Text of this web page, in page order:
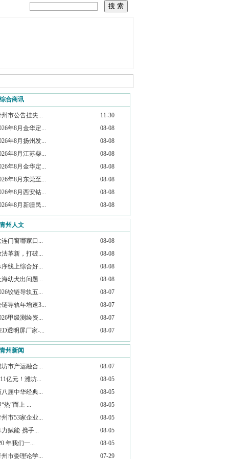
综合商讯
州市公告挂失...
11-30
年8月金华定...
08-08
年8月扬州发...
08-08
年8月江苏柴...
08-08
年8月金华定...
08-08
年8月东莞至...
08-08
年8月西安钴...
08-08
年8月新疆民...
08-08
青州人文
连门窗哪家口...
08-08
法革新，打破...
08-08
序线上综合好...
08-08
海幼犬出问题...
08-08
铰链导轨五...
08-07
链导轨年增速3...
08-07
甲级测绘资...
08-07
透明屏厂家-...
08-07
青州新闻
坊市产运融合...
08-07
亿元！潍坊...
08-05
八届中华经典...
08-05
“热”而上 ...
08-05
州市53家企业...
08-05
力赋能·携手...
08-05
年我们一...
08-05
州市委理论学...
07-29